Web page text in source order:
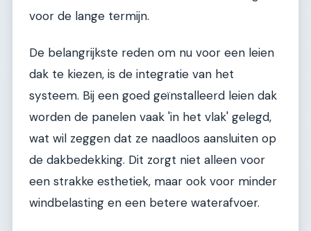
voor de lange termijn.
De belangrijkste reden om nu voor een leien
dak te kiezen, is de integratie van het
systeem. Bij een goed geïnstalleerd leien dak
worden de panelen vaak 'in het vlak' gelegd,
wat wil zeggen dat ze naadloos aansluiten op
de dakbedekking. Dit zorgt niet alleen voor
een strakke esthetiek, maar ook voor minder
windbelasting en een betere waterafvoer.